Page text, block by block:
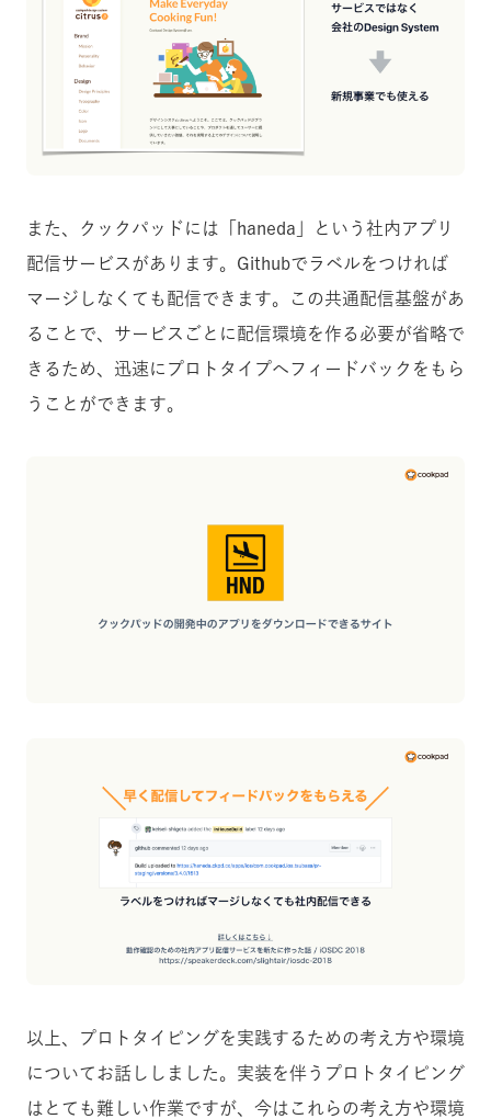
また、クックパッドには「haneda」という社内アプリ
配信サービスがあります。Githubでラベルをつければ
マージしなくても配信できます。この共通配信基盤があ
ることで、サービスごとに配信環境を作る必要が省略で
きるため、迅速にプロトタイプへフィードバックをもら
うことができます。
以上、プロトタイピングを実践するための考え方や環境
についてお話ししました。実装を伴うプロトタイピング
はとても難しい作業ですが、今はこれらの考え方や環境